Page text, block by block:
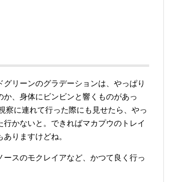
リーンのグラデーションは、やっぱり
、身体にビンビンと響くものがあっ
察に連れて行った際にも見せたら、やっ
かないと。できればマカプウのトレイ
りますけどね。
スのモクレイアなど、かつて良く行っ